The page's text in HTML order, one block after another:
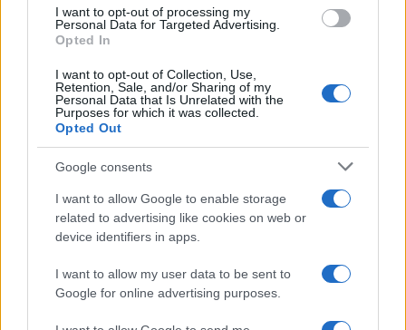
I want to opt-out of processing my
Personal Data for Targeted Advertising.
Opted In
I want to opt-out of Collection, Use,
Retention, Sale, and/or Sharing of my
Personal Data that Is Unrelated with the
Purposes for which it was collected.
Opted Out
Google consents
I want to allow Google to enable storage
related to advertising like cookies on web or
device identifiers in apps.
I want to allow my user data to be sent to
Google for online advertising purposes.
Πιο δημοφιλή
Η Ελένη Φωτοπούλου ευχήθηκε για τη
γιορτή του Άκη Παυλόπουλου: «Δεκαπέντε
χρόνια μου διδάσκει υπομονή και αγάπη»
Αριστοτέλης Δαμίγος: Στο Αποτεφρωτήριο
Ριτσώνας το «ύστατο χαίρε» στον Έλληνα
σύνδεσμο του ελικοπτέρου που έπεσε στην
Ψάθα
«Αφιέρωσε τη ζωή της στο να βοηθά
ανθρώπους που είχαν ανάγκη» - Η πρώτη
δήλωση της οικογένειας της 38χρονης
Λίζα που βρέθηκε νεκρή στην Κυψέλη
Η Αγγελική Ηλιάδη περιγράφει το θαύμα
που έζησε και πώς είδε τον Χριστό μπροστά
της: «Ήταν ό,τι πιο όμορφο έχω δει στη ζωή